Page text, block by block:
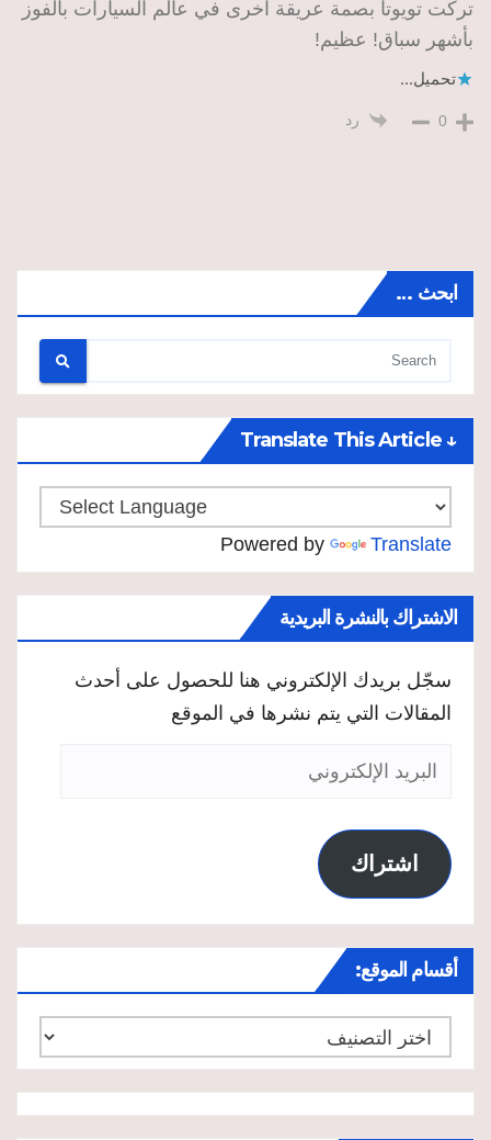
تركت تويوتا بصمة عريقة اخرى في عالم السيارات بالفوز
بأشهر سباق! عظيم!
تحميل...
0 رد
ابحث …
↓ Translate This Article
Powered by Translate
الاشتراك بالنشرة البريدية
سجّل بريدك الإلكتروني هنا للحصول على أحدث
المقالات التي يتم نشرها في الموقع
البريد
اشتراك
أقسام الموقع:
أقسام
الموقع: